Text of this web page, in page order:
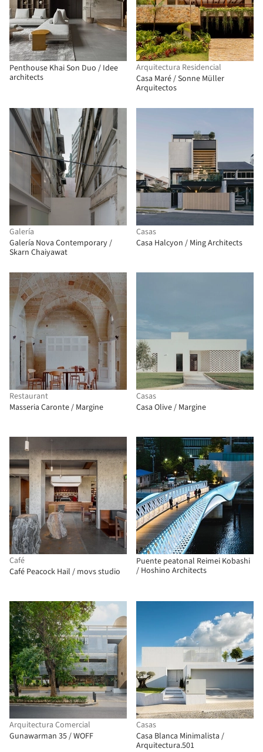
Penthouse Khai Son Duo / Idee
architects
Arquitectura Residencial
Casa Maré / Sonne Müller
Arquitectos
Galería
Galería Nova Contemporary /
Skarn Chaiyawat
Casas
Casa Halcyon / Ming Architects
Restaurant
Masseria Caronte / Margine
Casas
Casa Olive / Margine
Café
Café Peacock Hail / movs studio
Puente peatonal Reimei Kobashi
/ Hoshino Architects
Arquitectura Comercial
Gunawarman 35 / WOFF
Casas
Casa Blanca Minimalista /
Arquitectura.501